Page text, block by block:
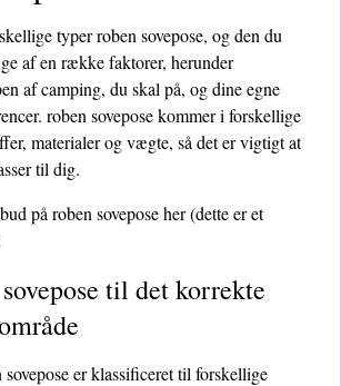
typer roben sovepose, og den du
af en række faktorer, herunder
af ​​camping, du skal på, og dine egne
roben sovepose kommer i forskellige
materialer og vægte, så det er vigtigt at
til dig.
på roben sovepose her(dette er et
til det korrekte
er klassificeret til forskellige